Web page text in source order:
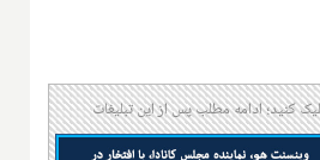
کنید؛ ادامه مطلب پس از این تبلیغات